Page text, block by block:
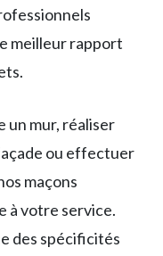
meilleur rapport
un mur, réaliser
ou effectuer
maçons
à votre service.
des spécificités